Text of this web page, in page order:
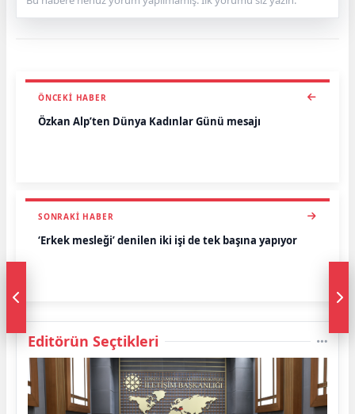
ÖNCEKI HABER
Özkan Alp’ten Dünya Kadınlar Günü mesajı
SONRAKI HABER
‘Erkek mesleği’ denilen iki işi de tek başına yapıyor
Editörün Seçtikleri